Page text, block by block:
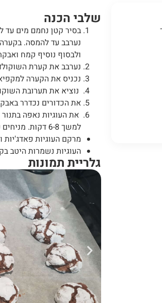
שלבי הכנה
בסיר קטן נחמם מים עד
נערבב עד להמסה.
ולבסוף נוסיף קמח
נערבב את קערת
נכניס את הקערה
נוציא את תערובת
את הכדורים נכדרר
למשך 6-8 דקות. מניחים על גבי רשת לצינון מוחלט.
מרקם העוגיות פאדג'יות
העוגיות נשמרות היטב
גלריית תמונות